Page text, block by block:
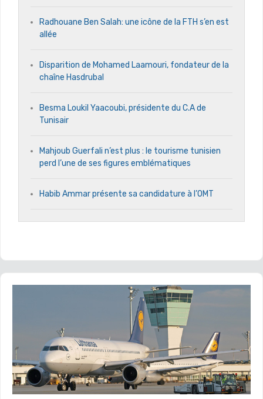
Radhouane Ben Salah: une icône de la FTH s’en est
allée
Disparition de Mohamed Laamouri, fondateur de la
chaîne Hasdrubal
Besma Loukil Yaacoubi, présidente du C.A de
Tunisair
Mahjoub Guerfali n’est plus : le tourisme tunisien
perd l’une de ses figures emblématiques
Habib Ammar présente sa candidature à l’OMT